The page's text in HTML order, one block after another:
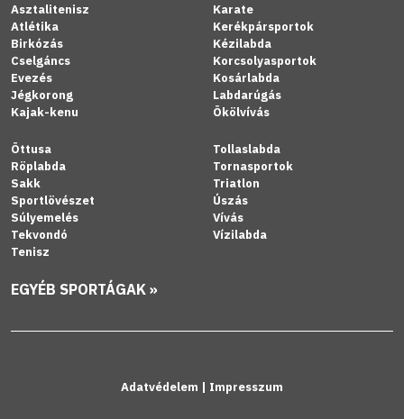
Asztalitenisz
Atlétika
Birkózás
Cselgáncs
Evezés
Jégkorong
Kajak-kenu
Karate
Kerékpársportok
Kézilabda
Korcsolyasportok
Kosárlabda
Labdarúgás
Ökölvívás
Öttusa
Röplabda
Sakk
Sportlövészet
Súlyemelés
Tekvondó
Tenisz
Tollaslabda
Tornasportok
Triatlon
Úszás
Vívás
Vízilabda
EGYÉB SPORTÁGAK »
Adatvédelem | Impresszum